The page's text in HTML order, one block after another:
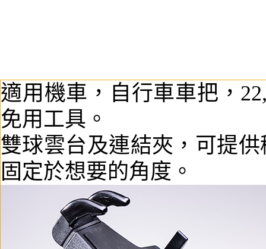
適用機車，自行車車把，
免用工具。
雙球雲台及連結夾，可提
固定於想要的角度。